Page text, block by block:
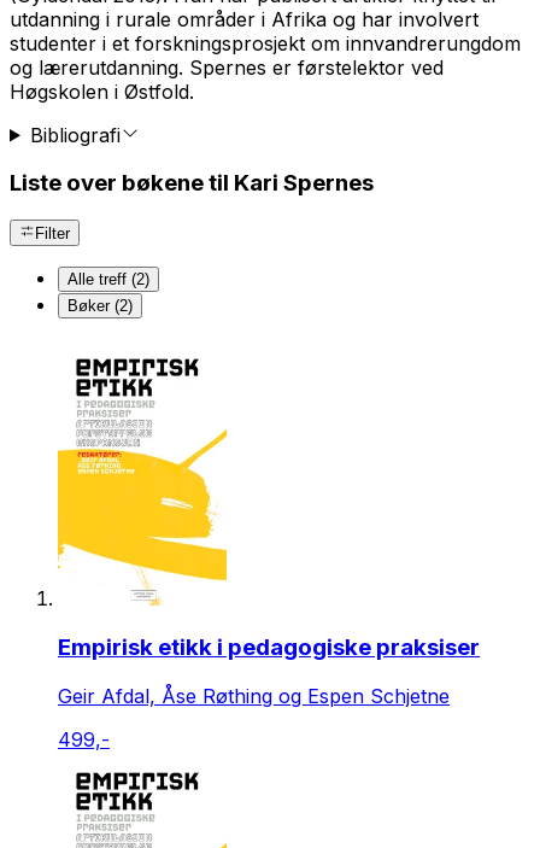
utdanning i rurale områder i Afrika og har involvert
studenter i et forskningsprosjekt om innvandrerungdom
og lærerutdanning. Spernes er førstelektor ved
Høgskolen i Østfold.
Bibliografi
Liste over bøkene til Kari Spernes
Filter
Alle treff (2)
Bøker (2)
Empirisk etikk i pedagogiske praksiser
Geir Afdal, Åse Røthing og Espen Schjetne
499,-